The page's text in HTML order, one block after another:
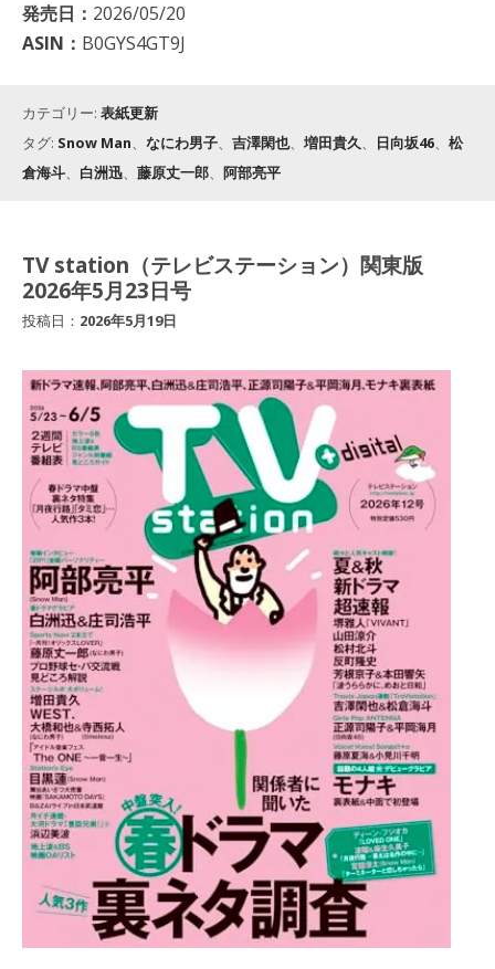
発売日： 2026/05/20
ASIN： B0GYS4GT9J
カテゴリー: 表紙更新
タグ: Snow Man、 なにわ男子、 吉澤閑也、 増田貴久、 日向坂46、 松
倉海斗、 白洲迅、 藤原丈一郎、 阿部亮平
TV station（テレビステーション）関東版
2026年5月23日号
投稿日： 2026年5月19日